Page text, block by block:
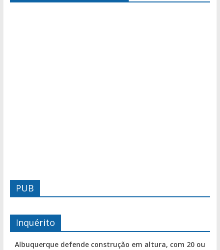
PUB
Inquérito
Albuquerque defende construção em altura, com 20 ou